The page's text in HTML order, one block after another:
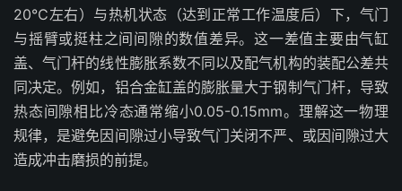
20℃左右）与热机状态（达到正常工作温度后）下，气门
与摇臂或挺柱之间间隙的数值差异。这一差值主要由气缸
盖、气门杆的线性膨胀系数不同以及配气机构的装配公差共
同决定。例如，铝合金缸盖的膨胀量大于钢制气门杆，导致
热态间隙相比冷态通常缩小0.05-0.15mm。理解这一物理
规律，是避免因间隙过小导致气门关闭不严、或因间隙过大
造成冲击磨损的前提。